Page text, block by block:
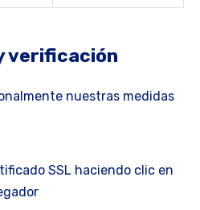
verificación
nuestras medidas
SSL haciendo clic en